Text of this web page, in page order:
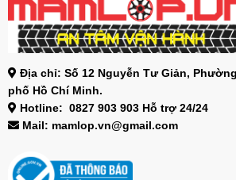
Địa chỉ: Số 12 Nguyễn Tư Giản,
phố Hồ Chí Minh.
Hotline: 0827 903 903 Hỗ trợ 24/24
Mail: mamlop.vn@gmail.com